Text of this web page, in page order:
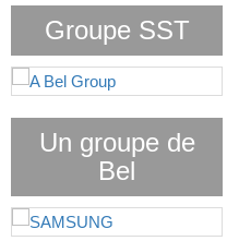
Groupe SST
Un groupe de
Bel